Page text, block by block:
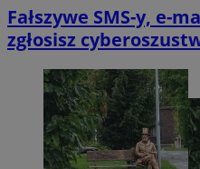
Fałszywe SMS-y, e-
zgłosisz